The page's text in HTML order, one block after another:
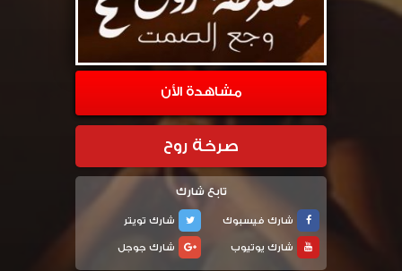
مشاهدة الأن
صرخة روح
تابع شارك
شارك فيسبوك
شارك تويتر
شارك يوتيوب
شارك جوجل